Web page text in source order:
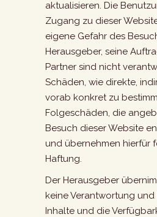
aktualisieren. Die
Zugang zu dieser
eigene Gefahr des
Herausgeber, seine
Partner sind nicht
Schäden, wie direkte,
vorab konkret zu
Folgeschäden, die
Besuch dieser Website
und übernehmen hierfür
Haftung.
Der Herausgeber
keine Verantwortung
Inhalte und die